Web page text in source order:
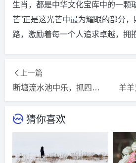
生肖，都是中华文化宝库中的一颗
芒”正是这光芒中最为耀眼的部分
路，激励着每一个人追求卓越，拥
上一篇
断塘流水池中乐，抓四带七开本期打一最佳生肖生肖，猜一词语释义解释
猜你喜欢